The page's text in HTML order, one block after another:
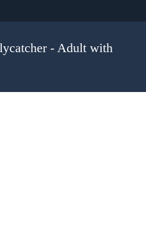
- Adult with